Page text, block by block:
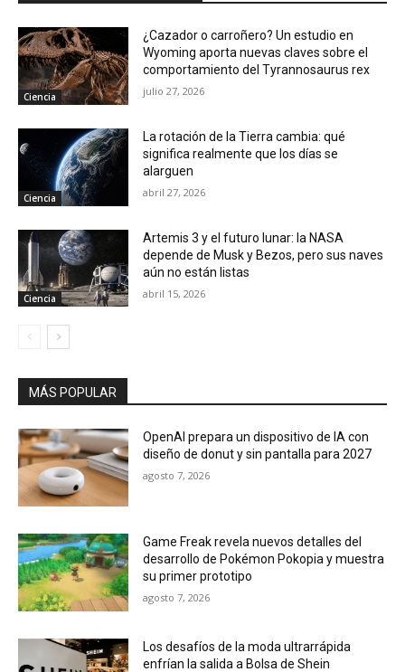
Ciencia
¿Cazador o carroñero? Un estudio en
Wyoming aporta nuevas claves sobre el
comportamiento del Tyrannosaurus rex
julio 27, 2026
Ciencia
La rotación de la Tierra cambia: qué
significa realmente que los días se
alarguen
abril 27, 2026
Ciencia
Artemis 3 y el futuro lunar: la NASA
depende de Musk y Bezos, pero sus naves
aún no están listas
abril 15, 2026
MÁS POPULAR
OpenAI prepara un dispositivo de IA con
diseño de donut y sin pantalla para 2027
agosto 7, 2026
Game Freak revela nuevos detalles del
desarrollo de Pokémon Pokopia y muestra
su primer prototipo
agosto 7, 2026
Los desafíos de la moda ultrarrápida
enfrían la salida a Bolsa de Shein